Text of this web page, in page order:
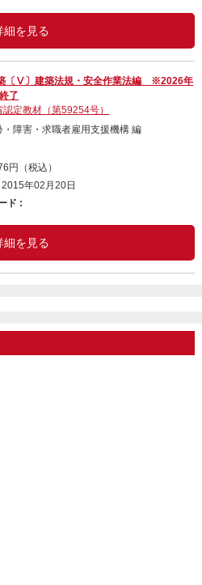
細を見る
〔Ⅴ〕建築法規・安全作業法編 ※2026年
了
定教材（第59254号）
齢・障害・求職者雇用支援機構 編
円（税込）
2015年02月20日
ド :
細を見る